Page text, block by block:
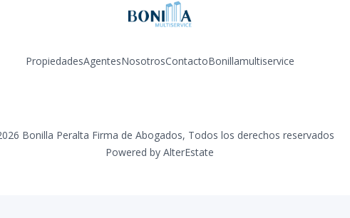
PropiedadesAgentesNosotrosContactoBonillamultiservice
Bonilla Peralta Firma de Abogados, Todos los derechos reservados
Powered by AlterEstate